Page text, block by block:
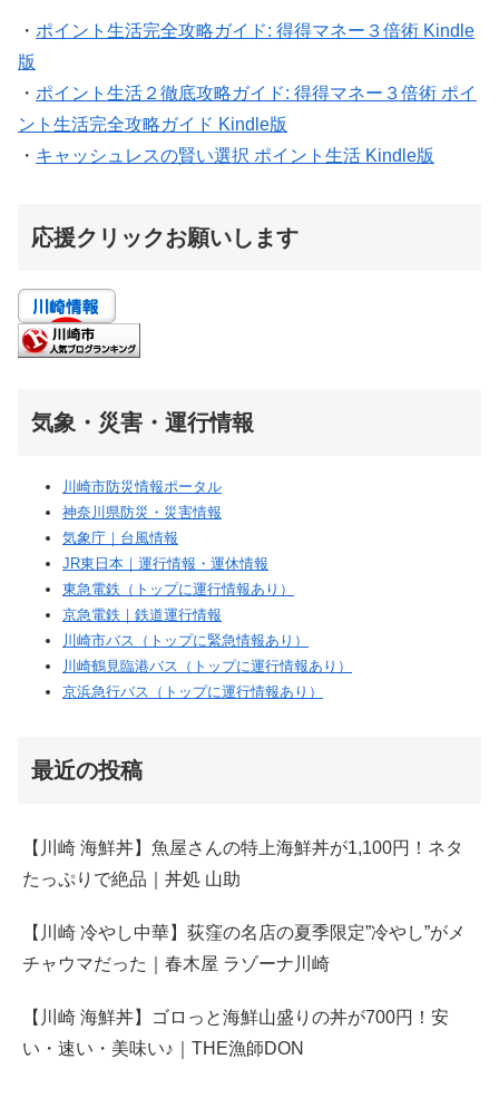
・ ポイント生活完全攻略ガイド: 得得マネー３倍術 Kindle
版
・ ポイント生活２徹底攻略ガイド: 得得マネー３倍術 ポイ
ント生活完全攻略ガイド Kindle版
・ キャッシュレスの賢い選択 ポイント生活 Kindle版
応援クリックお願いします
気象・災害・運行情報
川崎市防災情報ポータル
神奈川県防災・災害情報
気象庁｜台風情報
JR東日本｜運行情報・運休情報
東急電鉄（トップに運行情報あり）
京急電鉄｜鉄道運行情報
川崎市バス（トップに緊急情報あり）
川崎鶴見臨港バス（トップに運行情報あり）
京浜急行バス（トップに運行情報あり）
最近の投稿
【川崎 海鮮丼】魚屋さんの特上海鮮丼が1,100円！ネタ
たっぷりで絶品｜丼処 山助
【川崎 冷やし中華】荻窪の名店の夏季限定”冷やし”がメ
チャウマだった｜春木屋 ラゾーナ川崎
【川崎 海鮮丼】ゴロっと海鮮山盛りの丼が700円！安
い・速い・美味い♪｜THE漁師DON